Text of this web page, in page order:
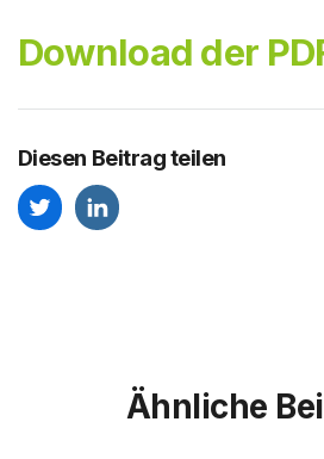
Download der
Diesen Beitrag teilen
Ähnliche